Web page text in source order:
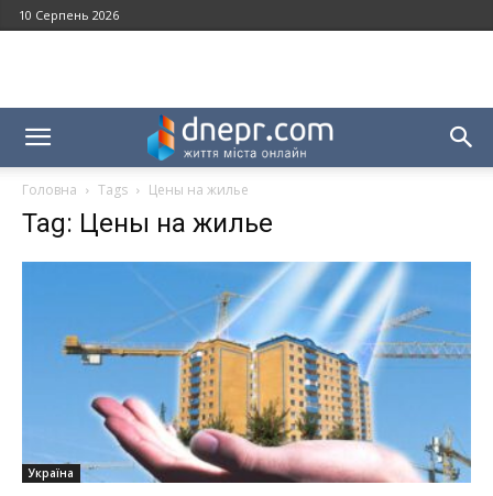
10 Серпень 2026
Головна Tags Цены на жилье
Tag: Цены на жилье
Україна